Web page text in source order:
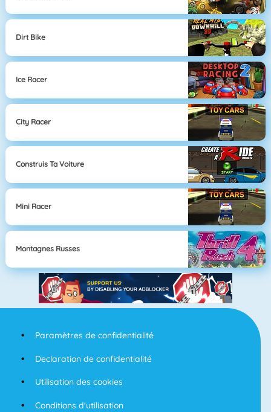
Dirt Bike
Ice Racer
City Racer
Construis Ta Voiture
Mini Racer
Montagnes Russes
Paramètres de confidentialité
Declaration de confidentialité
Utilisation des cookies
Conditions d'utilisation